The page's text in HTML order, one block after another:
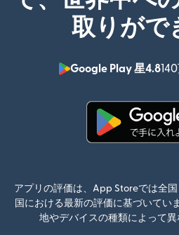
取りがで
Google Play 星4.8
アプリの評価は、App Storeでは全
国における最新の評価に基づいてい
地やデバイスの種類によって異